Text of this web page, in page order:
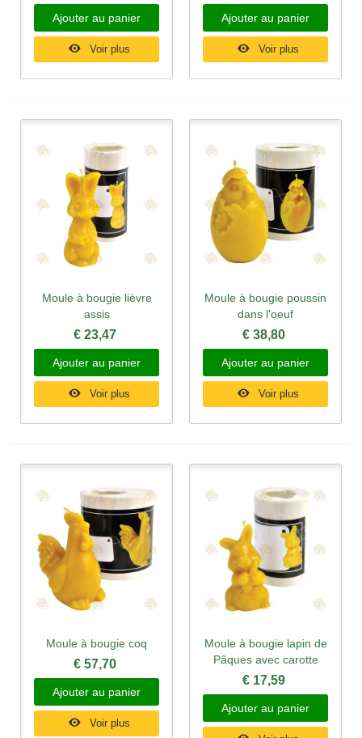
Ajouter au panier
Voir plus
Ajouter au panier
Voir plus
Moule à bougie lièvre
assis
€ 23,47
Ajouter au panier
Voir plus
Moule à bougie poussin
dans l'oeuf
€ 38,80
Ajouter au panier
Voir plus
Moule à bougie coq
€ 57,70
Ajouter au panier
Voir plus
Moule à bougie lapin de
Pâques avec carotte
€ 17,59
Ajouter au panier